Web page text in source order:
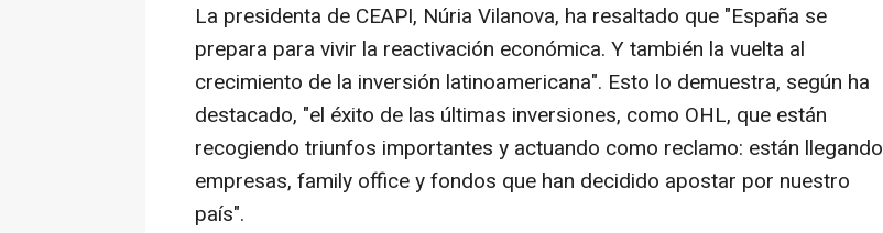
La presidenta de CEAPI, Núria Vilanova, ha resaltado que "España se
prepara para vivir la reactivación económica. Y también la vuelta al
crecimiento de la inversión latinoamericana". Esto lo demuestra, según ha
destacado, "el éxito de las últimas inversiones, como OHL, que están
recogiendo triunfos importantes y actuando como reclamo: están llegando
empresas, family office y fondos que han decidido apostar por nuestro
país".